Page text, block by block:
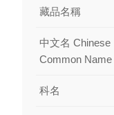
藏品名稱
中文名 Chinese
Common Name
科名